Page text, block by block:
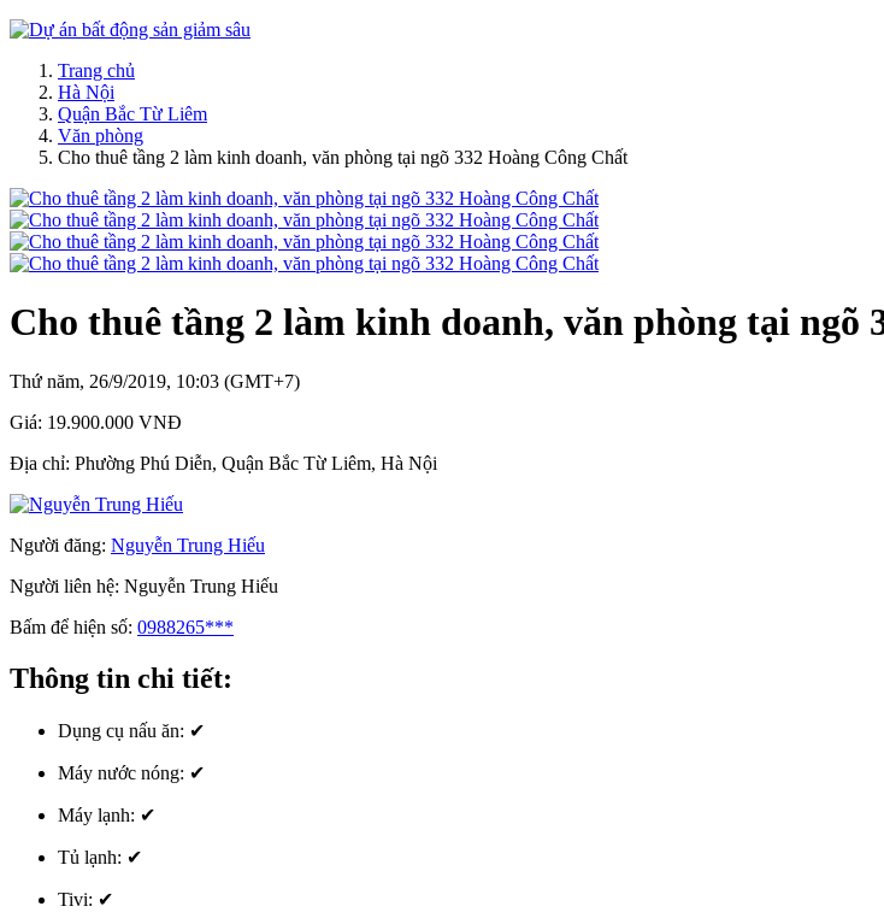
Trang chủ
Hà Nội
Quận Bắc Từ Liêm
Văn phòng
Cho thuê tầng 2 làm kinh doanh, văn phòng tại ngõ 332 Hoàng Công Chất
Cho thuê tầng 2 làm kinh doanh, văn phòng tại ngõ
Thứ năm, 26/9/2019, 10:03 (GMT+7)
Giá: 19.900.000 VNĐ
Địa chỉ: Phường Phú Diễn, Quận Bắc Từ Liêm, Hà Nội
Người đăng: Nguyễn Trung Hiếu
Người liên hệ: Nguyễn Trung Hiếu
Bấm để hiện số: 0988265***
Thông tin chi tiết:
Dụng cụ nấu ăn: ✔
Máy nước nóng: ✔
Máy lạnh: ✔
Tủ lạnh: ✔
Tivi: ✔